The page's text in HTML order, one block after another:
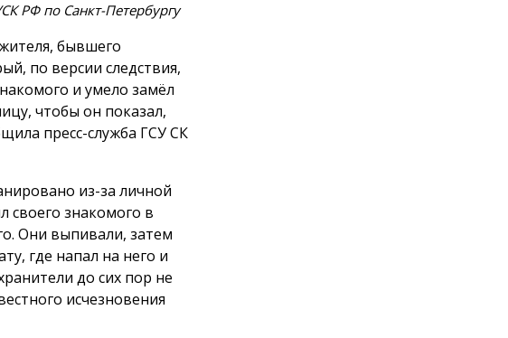
РФ по Санкт-Петербургу
бывшего
по версии следствия,
и умело замёл
чтобы он показал,
пресс-служба ГСУ СК
из-за личной
своего знакомого в
Они выпивали, затем
где напал на него и
до сих пор не
исчезновения